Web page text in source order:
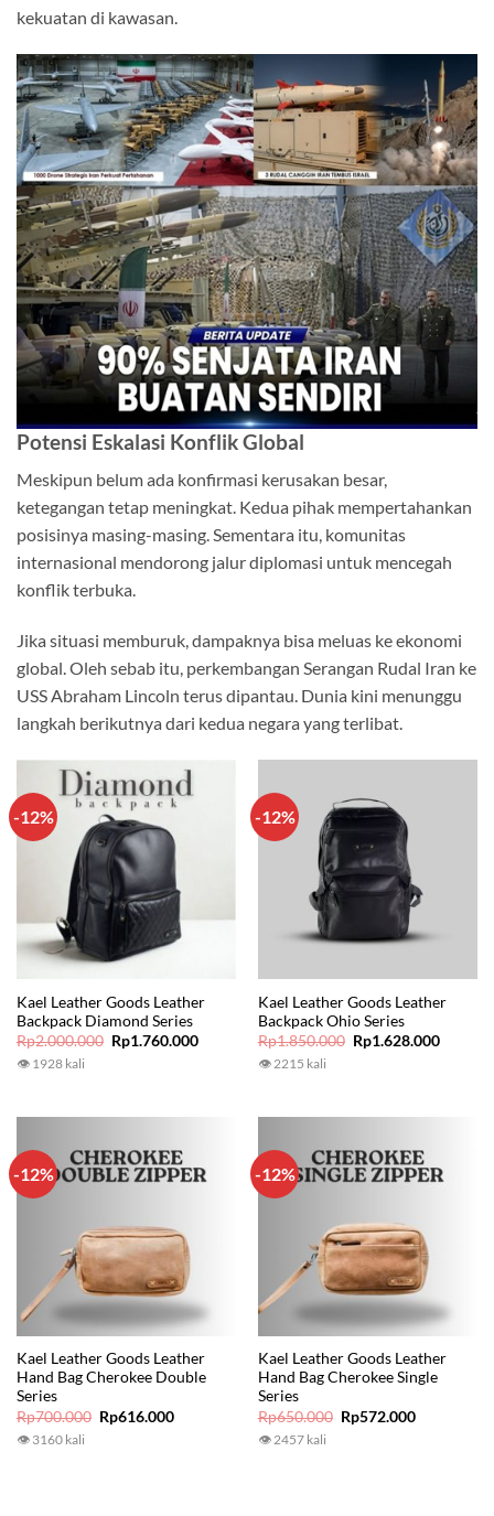
kekuatan di kawasan.
Potensi Eskalasi Konflik Global
Meskipun belum ada konfirmasi kerusakan besar,
ketegangan tetap meningkat. Kedua pihak mempertahankan
posisinya masing-masing. Sementara itu, komunitas
internasional mendorong jalur diplomasi untuk mencegah
konflik terbuka.
Jika situasi memburuk, dampaknya bisa meluas ke ekonomi
global. Oleh sebab itu, perkembangan Serangan Rudal Iran ke
USS Abraham Lincoln terus dipantau. Dunia kini menunggu
langkah berikutnya dari kedua negara yang terlibat.
-12%
Kael Leather Goods Leather
Backpack Diamond Series
Rp2.000.000 Original
price
Rp1.760.000Current
👁 1928 kali
-12%
Kael Leather Goods Leather
Backpack Ohio Series
Rp1.850.000 Original
price
Rp1.628.000Current
👁 2215 kali
-12%
Kael Leather Goods Leather
Hand Bag Cherokee Double
Series
Rp700.000 Original
price
Rp616.000Current
👁 3160 kali
-12%
Kael Leather Goods Leather
Hand Bag Cherokee Single
Series
Rp650.000 Original
price
Rp572.000Current
👁 2457 kali